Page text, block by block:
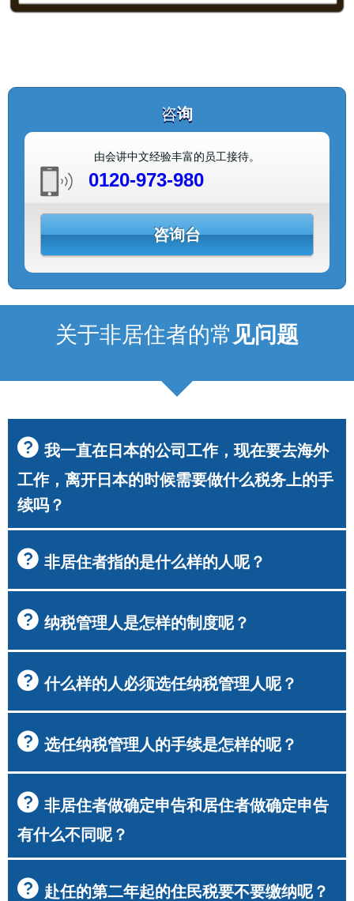
咨询
由会讲中文经验丰富的员工接待。
0120-973-980
咨询台
关于非居住者的常 见问题
我一直在日本的公司工作，现在要去海外
工作，离开日本的时候需要做什么税务上的手
续吗？
非居住者指的是什么样的人呢？
纳税管理人是怎样的制度呢？
什么样的人必须选任纳税管理人呢？
选任纳税管理人的手续是怎样的呢？
非居住者做确定申告和居住者做确定申告
有什么不同呢？
赴任的第二年起的住民税要不要缴纳呢？